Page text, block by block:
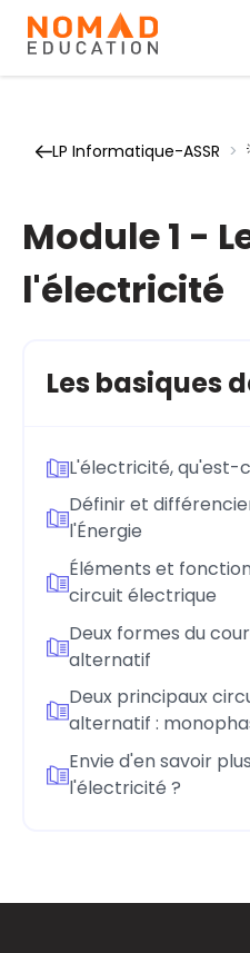
LP Informatique-ASSR >
Module 1 -
l'électricité
Les basiques
L'électricité, qu'est-
Définir et
l'Énergie
Éléments et
circuit électrique
Deux formes du
alternatif
Deux principaux
alternatif :
Envie d'en savoir
l'électricité ?